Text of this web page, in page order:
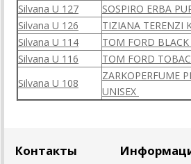
Silvana U 127
SOSPIRO ERBA
Silvana U 126
TIZIANA TERENZI
Silvana U 114
TOM FORD
Silvana U 116
TOM FORD
Silvana U 108
ZARKOPERFUME
UNISEX
Контакты